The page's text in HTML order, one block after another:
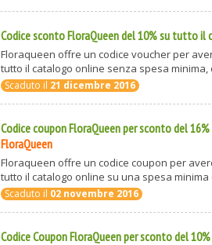
Codice sconto FloraQueen del 10% su tutto il
Floraqueen offre un codice voucher per
tutto il catalogo online senza spesa
Scaduto il 21 dicembre 2016
Codice coupon FloraQueen per sconto del
FloraQueen
Floraqueen offre un codice coupon per
tutto il catalogo online su una spesa
Scaduto il 02 novembre 2016
Codice Coupon FloraQueen per sconto del